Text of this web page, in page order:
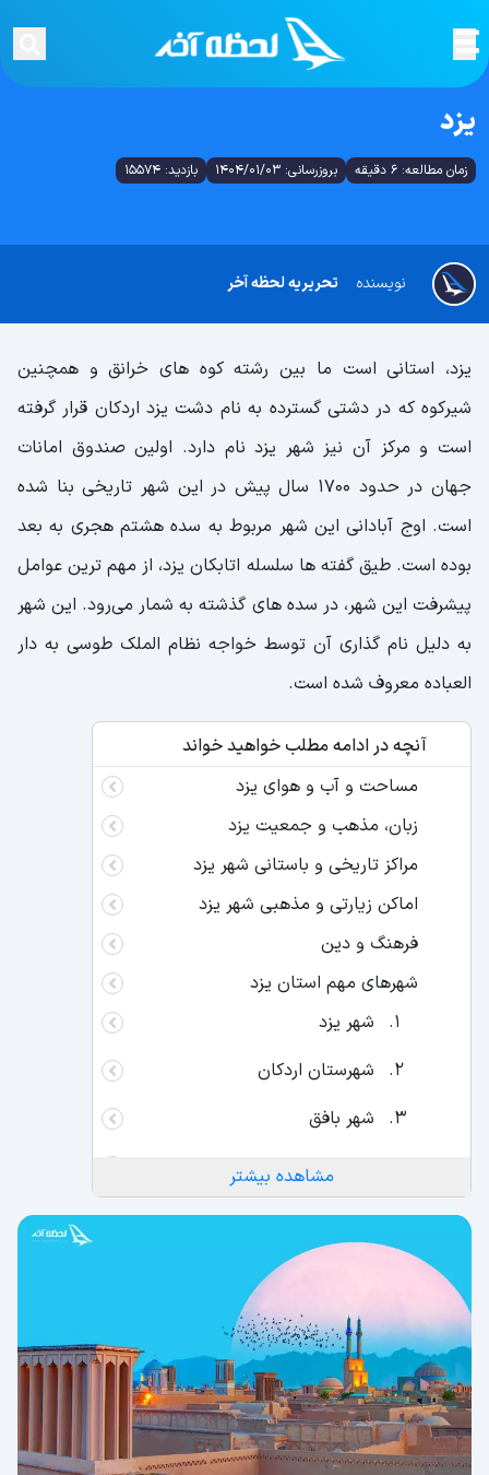
یزد
زمان مطالعه: 6 دقیقه بروزرسانی: 1404/01/03 بازدید: 15574
تحریریه لحظه آخر نویسنده
یزد، استانی است ما بین رشته کوه های خرانق و همچنین
شیرکوه که در دشتی گسترده به نام دشت یزد اردکان قرار گرفته
است و مرکز آن نیز شهر یزد نام دارد. اولین صندوق امانات
جهان در حدود 1700 سال پیش در این شهر تاریخی بنا شده
است. اوج آبادانی این شهر مربوط به سده هشتم هجری به بعد
بوده است. طیق گفته ها سلسله اتابکان یزد، از مهم ترین عوامل
پیشرفت این شهر، در سده های گذشته به شمار می‌رود. این شهر
به دلیل نام گذاری آن توسط خواجه نظام الملک طوسی به دار
العباده معروف شده است.
آنچه در ادامه مطلب خواهید خواند
مساحت و آب و هوای یزد
زبان، مذهب و جمعیت یزد
مراکز تاریخی و باستانی شهر یزد
اماکن زیارتی و مذهبی شهر یزد
فرهنگ و دین
شهرهای مهم استان یزد
شهر یزد
شهرستان اردکان
شهر بافق
شهرستان تفت
شهرستان مهر‌یز
تفریحات و جاذبه های گردشگری شهر یزد
رستوران ها، کافه ها و مراکز خرید
مشاهده بیشتر